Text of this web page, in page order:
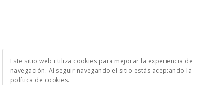
Este sitio web utiliza cookies para mejorar la experiencia de
navegación. Al seguir navegando el sitio estás aceptando la
política de cookies.